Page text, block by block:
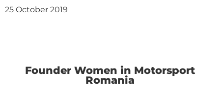
25 October 2019
Founder Women in Motorsport
Romania